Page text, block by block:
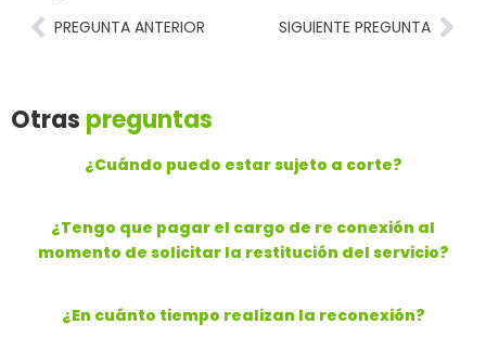
PREGUNTA ANTERIOR
SIGUIENTE PREGUNTA
Otras preguntas
¿Cuándo puedo estar sujeto a corte?
¿Tengo que pagar el cargo de re conexión al
momento de solicitar la restitución del servicio?
¿En cuánto tiempo realizan la reconexión?